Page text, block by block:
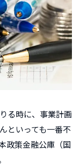
る時に、事業計画
といっても一番不
政策金融公庫（国